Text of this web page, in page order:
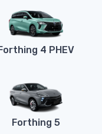
4 PHEV
Forthing 5